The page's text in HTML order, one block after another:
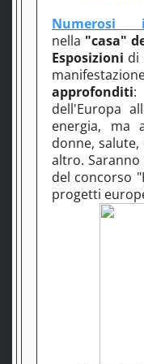
Numerosi
nella "casa"
Esposizioni di
approfonditi:
dell'Europa
energia, ma
donne,
altro.
del concorso
progetti